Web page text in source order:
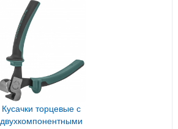
Кусачки торцевые с
двухкомпонентными